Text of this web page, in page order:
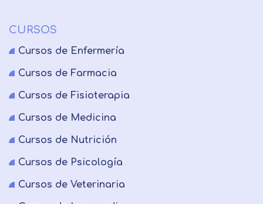
CURSOS
Cursos de Enfermería
Cursos de Farmacia
Cursos de Fisioterapia
Cursos de Medicina
Cursos de Nutrición
Cursos de Psicología
Cursos de Veterinaria